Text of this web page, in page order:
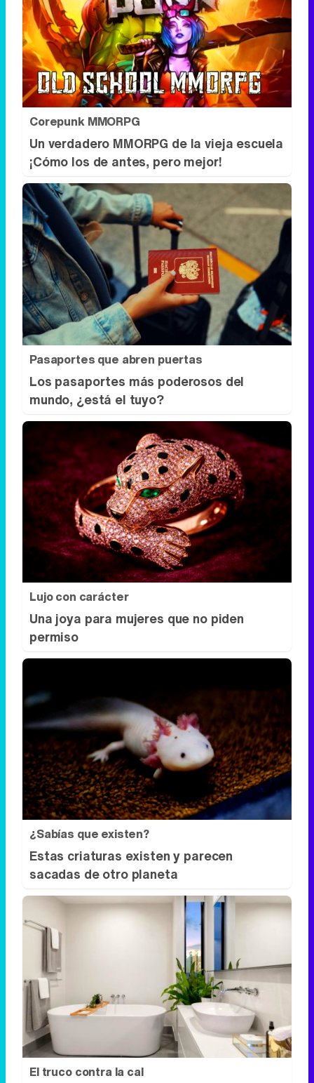
Corepunk MMORPG
Un verdadero MMORPG de la vieja escuela
¡Cómo los de antes, pero mejor!
Pasaportes que abren puertas
Los pasaportes más poderosos del
mundo, ¿está el tuyo?
Lujo con carácter
Una joya para mujeres que no piden
permiso
¿Sabías que existen?
Estas criaturas existen y parecen
sacadas de otro planeta
El truco contra la cal